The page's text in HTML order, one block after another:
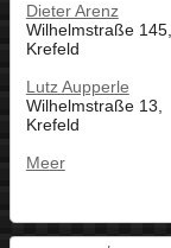
Dieter Arenz
Wilhelmstraße 145,
Krefeld
Lutz Aupperle
Wilhelmstraße 13,
Krefeld
Meer